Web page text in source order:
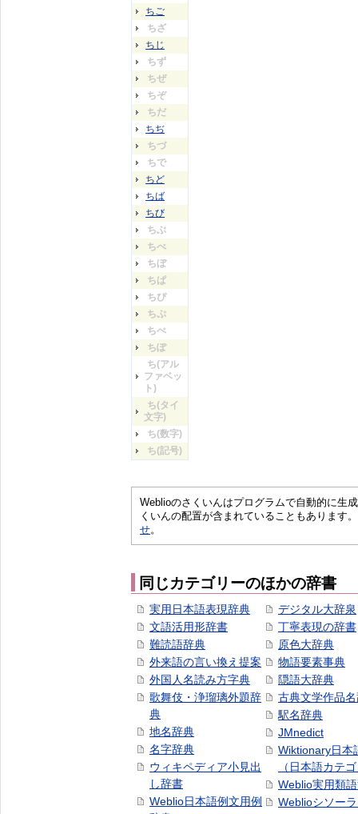
ちご
ちざ
ちじ
ちず
ちぜ
ちぞ
ちだ
ちぢ
ちづ
ちで
ちど
ちば
ちび
ちぶ
ちべ
ちぼ
ちぱ
ちぴ
ちぷ
ちぺ
ちぽ
ち(アル
ファベッ
ト)
ち(タイ
文字)
ち(数字)
ち(記号)
Weblioのさくいんはプログラムで自動的に生
くいんの配置が含まれていることもあります
せ。
同じカテゴリーのほかの辞書
実用日本語表現辞典
文語活用形辞書
難読語辞典
外来語の言い換え提案
外国人名読み方字典
歌舞伎・浄瑠璃外題辞
典
地名辞典
名字辞典
ウィキペディア小見出
し辞書
Weblio日本語例文用例
デジタル大辞泉
丁寧表現の辞書
原色大辞典
物語要素事典
隠語大辞典
古典文学作品
駅名辞典
JMnedict
Wiktionary日本
（日本語カテ
Weblio実用類
Weblioシソー